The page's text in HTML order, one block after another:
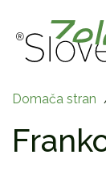
Domača stran